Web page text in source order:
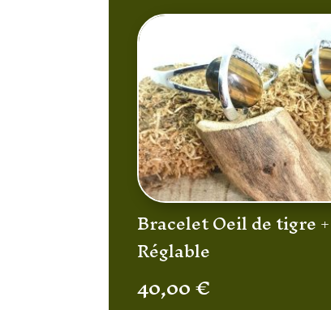
Bracelet Oeil de tigre
Réglable
40,00€